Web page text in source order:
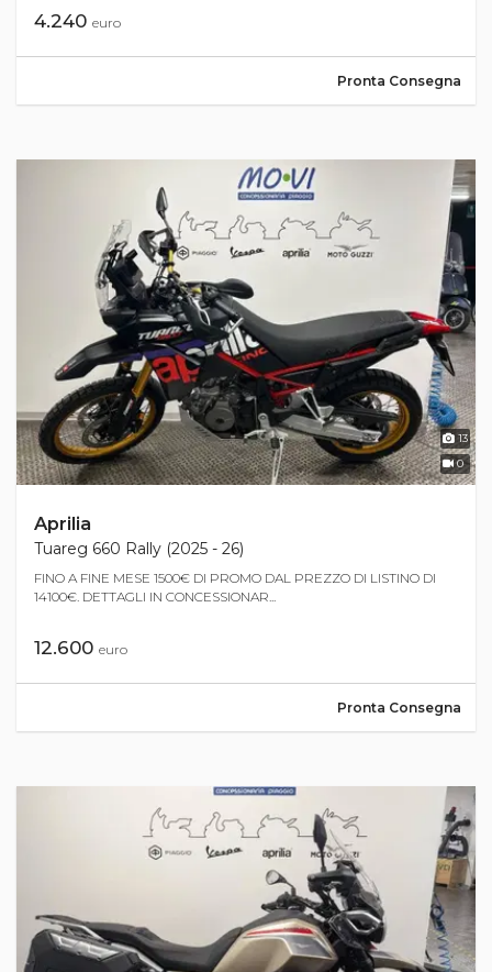
4.240 euro
Pronta Consegna
13
0
Aprilia
Tuareg 660 Rally (2025 - 26)
FINO A FINE MESE 1500€ DI PROMO DAL PREZZO DI LISTINO DI
14100€. DETTAGLI IN CONCESSIONAR...
12.600 euro
Pronta Consegna